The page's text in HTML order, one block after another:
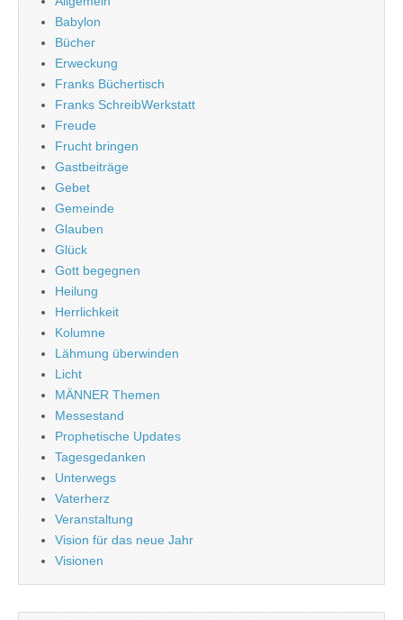
Babylon
Bücher
Erweckung
Franks Büchertisch
Franks SchreibWerkstatt
Freude
Frucht bringen
Gastbeiträge
Gebet
Gemeinde
Glauben
Glück
Gott begegnen
Heilung
Herrlichkeit
Kolumne
Lähmung überwinden
Licht
MÄNNER Themen
Messestand
Prophetische Updates
Tagesgedanken
Unterwegs
Vaterherz
Veranstaltung
Vision für das neue Jahr
Visionen